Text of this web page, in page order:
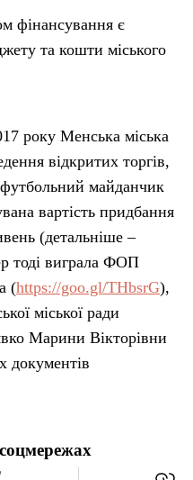
фінансування є
та кошти міського
року Менська міська
відкритих торгів,
майданчик
вартість придбання
(детальніше –
тоді виграла ФОП
(https://goo.gl/THbsrG),
міської ради
Марини Вікторівни
документів